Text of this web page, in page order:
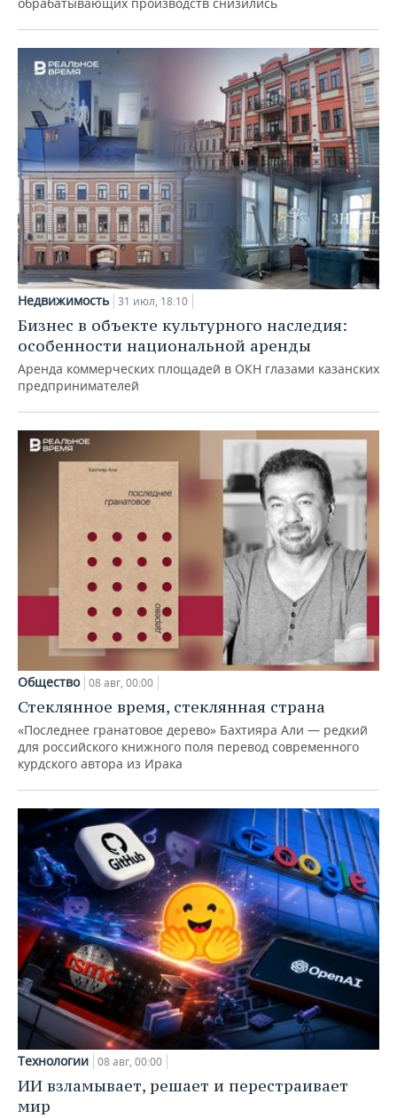
Недвижимость 31 июл, 18:10
Бизнес в объекте культурного наследия:
особенности национальной аренды
Аренда коммерческих площадей в ОКН глазами казанских
предпринимателей
Общество 08 авг, 00:00
Стеклянное время, стеклянная страна
«Последнее гранатовое дерево» Бахтияра Али — редкий
для российского книжного поля перевод современного
курдского автора из Ирака
Технологии 08 авг, 00:00
ИИ взламывает, решает и перестраивает
мир